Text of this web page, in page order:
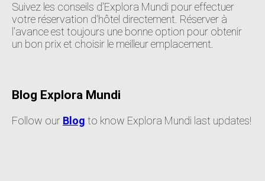
Suivez les conseils d'Explora Mundi pour effectuer
votre réservation d'hôtel directement. Réserver à
l'avance est toujours une bonne option pour obtenir
un bon prix et choisir le meilleur emplacement.
Blog Explora Mundi
Follow our Blog to know Explora Mundi last updates!